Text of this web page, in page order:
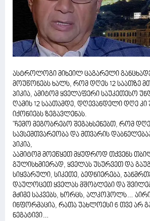
ასტროლოგი მიხეილ ცაგარელი
მოუწონებს ხალს, რომ დღეს 12 საათზე
პიკია, ამიტომ ყველაფერი საუკეთესო
ღამის 12 საათამდე, დღევანდელი დღე კი
იქონიებს ზეგავლენას.
"ჩემო მეგობრებო შეგახსენებთ, რომ
სავსემთვარეობა და მთვარის
პიკია,
აამიტომ მოეწყეთ მყუდროდ თქვენს
გულისხმიერად, ყველას უსურვეთ და
სიყვარული, სიკეთე, ბედნიერება,
დაულოცეთ ყველას მშობლები და
მძიმე საკვებს, ხორცს, ალკოჰოლს…
ინფორმაცია, რათა უახლოესი 6 თვე არ
ნეგატივი…